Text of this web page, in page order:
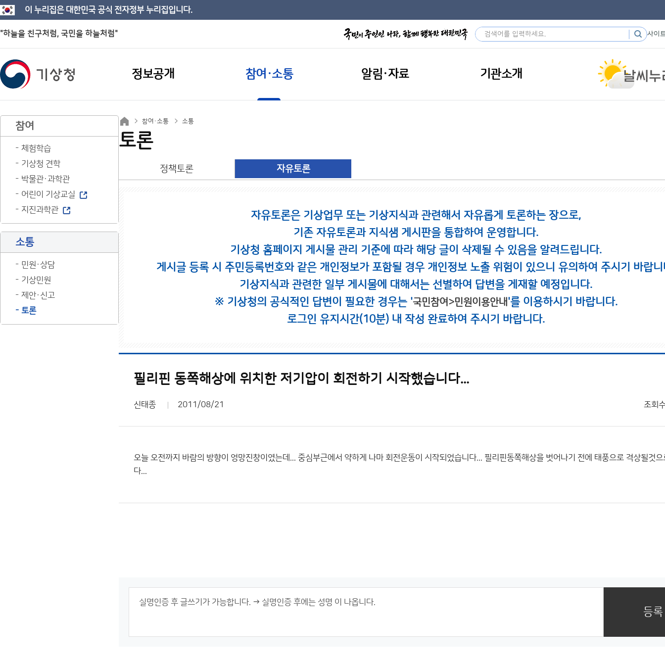
이 누리집은 대한민국 공식 전자정부 누리집입니다.
"하늘을 친구처럼, 국민을 하늘처럼" 사이
정보공개 참여·소통 알림·자료 기관소개
참여
체험학습
기상청 견학
박물관·과학관
어린이 기상교실
지진과학관
소통
민원·상담
기상민원
제안·신고
토론
참여·소통 소통
토론
정책토론 자유토론
자유토론은 기상업무 또는 기상지식과 관련해서 자유롭게 토론하는 장으로,
기존 자유토론과 지식샘 게시판을 통합하여 운영합니다.
기상청 홈페이지 게시물 관리 기준에 따라 해당 글이 삭제될 수 있음을 알려드립니다.
게시글 등록 시 주민등록번호와 같은 개인정보가 포함될 경우 개인정보 노출 위험이 있으니 유의하여 주시기 바랍니
기상지식과 관련한 일부 게시물에 대해서는 선별하여 답변을 게재할 예정입니다.
※ 기상청의 공식적인 답변이 필요한 경우는 '국민참여>민원이용안내'를 이용하시기 바랍니다.
로그인 유지시간(10분) 내 작성 완료하여 주시기 바랍니다.
필리핀 동쪽해상에 위치한 저기압이 회전하기 시작했습니다...
신태종 2011/08/21 조회
오늘 오전까지 바람의 방향이 엉망진창이였는데... 중심부근에서 약하게 나마 회전운동이 시작되었습니다... 필리핀동쪽해상을 벗어나기 전에 태풍으로 격상될것
다...
등록